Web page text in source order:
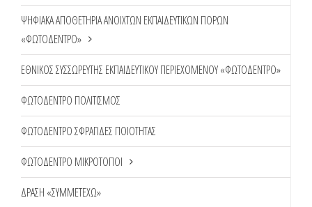
ΨΗΦΙΑΚΑ ΑΠΟΘΕΤΗΡΙΑ ΑΝΟΙΧΤΩΝ ΕΚΠΑΙΔΕΥΤΙΚΩΝ ΠΟΡΩΝ
«ΦΩΤΟΔΕΝΤΡΟ»
ΕΘΝΙΚΟΣ ΣΥΣΣΩΡΕΥΤΗΣ ΕΚΠΑΙΔΕΥΤΙΚΟΥ ΠΕΡΙΕΧΟΜΕΝΟΥ «ΦΩΤΟΔΕΝΤΡΟ»
ΦΩΤΟΔΕΝΤΡΟ ΠΟΛΙΤΙΣΜΟΣ
ΦΩΤΟΔΕΝΤΡΟ ΣΦΡΑΓΙΔΕΣ ΠΟΙΟΤΗΤΑΣ
ΦΩΤΟΔΕΝΤΡΟ ΜΙΚΡΟΤΟΠΟΙ
ΔΡΑΣΗ «ΣΥΜΜΕΤΕΧΩ»